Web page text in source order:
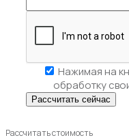
Нажимая на
обработку
Рассчитать стоимость